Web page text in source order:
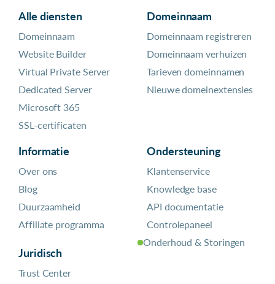
Alle diensten
Domeinnaam
Website Builder
Virtual Private Server
Dedicated Server
Microsoft 365
SSL-certificaten
Domeinnaam
Domeinnaam registreren
Domeinnaam verhuizen
Tarieven domeinnamen
Nieuwe domeinextensies
Informatie
Over ons
Blog
Duurzaamheid
Affiliate programma
Juridisch
Trust Center
Ondersteuning
Klantenservice
Knowledge base
API documentatie
Controlepaneel
Onderhoud & Storingen